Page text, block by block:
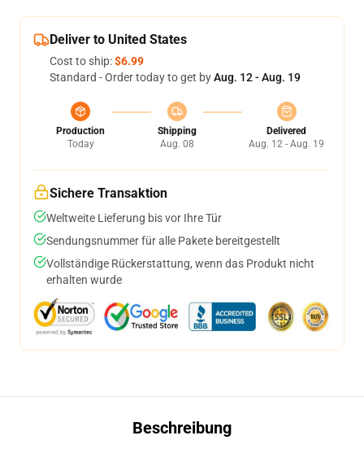
Deliver to United States
Cost to ship:$6.99
Standard - Order today to get byAug. 12 - Aug. 19
Production
Today
Shipping
Aug. 08
Delivered
Aug. 12 - Aug. 19
Sichere Transaktion
Weltweite Lieferung bis vor Ihre Tür
Sendungsnummer für alle Pakete bereitgestellt
Vollständige Rückerstattung, wenn das Produkt nicht
erhalten wurde
Beschreibung